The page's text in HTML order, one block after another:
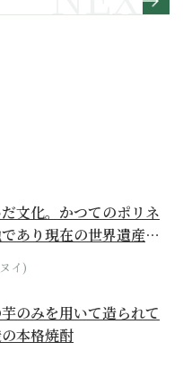
文化。かつてのポリネ
あり現在の世界遺産か
イ)
のみを用いて造られて
本格焼酎